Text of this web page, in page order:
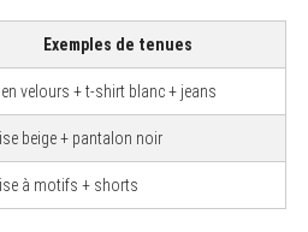
Exemples de tenues
velours + t-shirt blanc + jeans
beige + pantalon noir
à motifs + shorts